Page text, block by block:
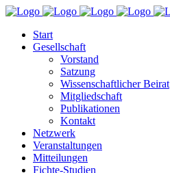
Start
Gesellschaft
Vorstand
Satzung
Wissenschaftlicher Beirat
Mitgliedschaft
Publikationen
Kontakt
Netzwerk
Veranstaltungen
Mitteilungen
Fichte-Studien